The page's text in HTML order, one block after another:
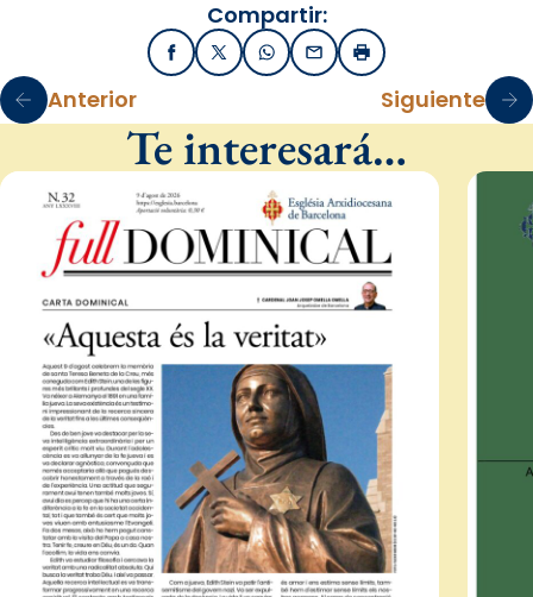
Compartir:
FacebookX / TwitterWhatsApp
EmailImprimir
Anterior Siguiente
Te interesará…